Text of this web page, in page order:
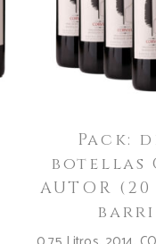
Pack:
botellas
AUTOR (20